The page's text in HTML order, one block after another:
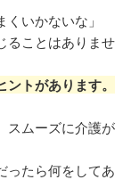
いかないな」
ることはありませ
トがあります。
スムーズに介護が
ったら何をしてあ